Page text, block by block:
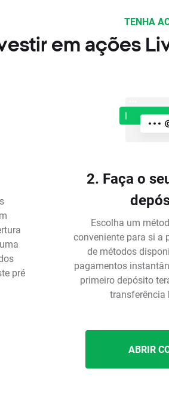
TENHA
em ações
pré
2. Faça o
Escolha um
conveniente para si a
de métodos
pagamentos
primeiro depósito
transferência
ABRIR